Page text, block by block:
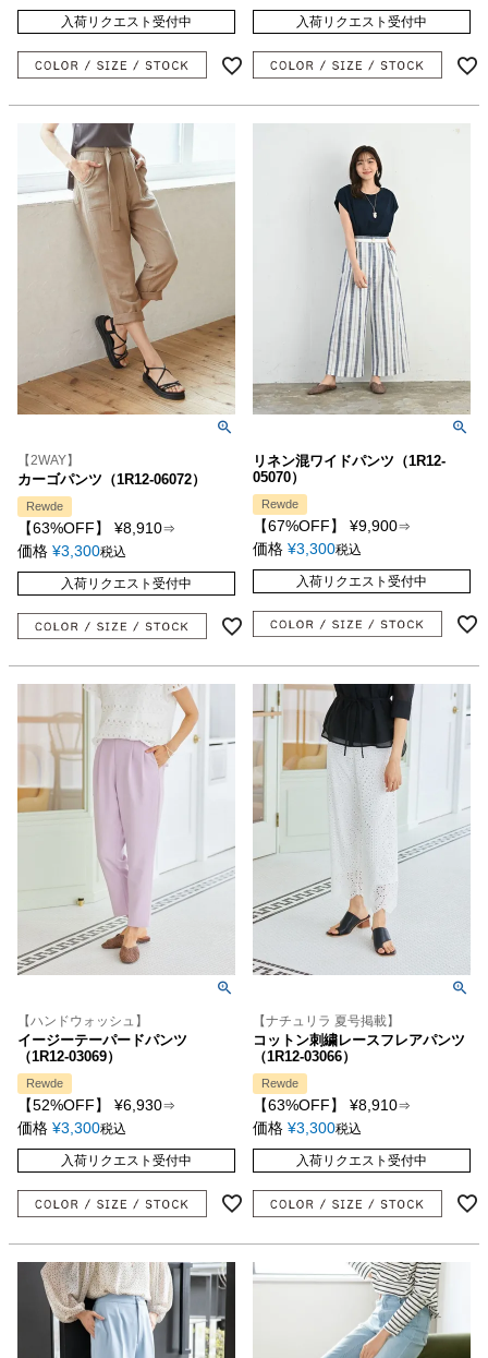
入荷リクエスト受付中 入荷リクエスト受付中
【2WAY】
カーゴパンツ（1R12-06072）
Rewde
【63%OFF】 ¥8,910⇒
価格 ¥3,300税込
入荷リクエスト受付中
リネン混ワイドパンツ（1R12-
05070）
Rewde
【67%OFF】 ¥9,900⇒
価格 ¥3,300税込
入荷リクエスト受付中
【ハンドウォッシュ】
イージーテーパードパンツ
（1R12-03069）
Rewde
【52%OFF】 ¥6,930⇒
価格 ¥3,300税込
入荷リクエスト受付中
【ナチュリラ 夏号掲載】
コットン刺繍レースフレアパンツ
（1R12-03066）
Rewde
【63%OFF】 ¥8,910⇒
価格 ¥3,300税込
入荷リクエスト受付中